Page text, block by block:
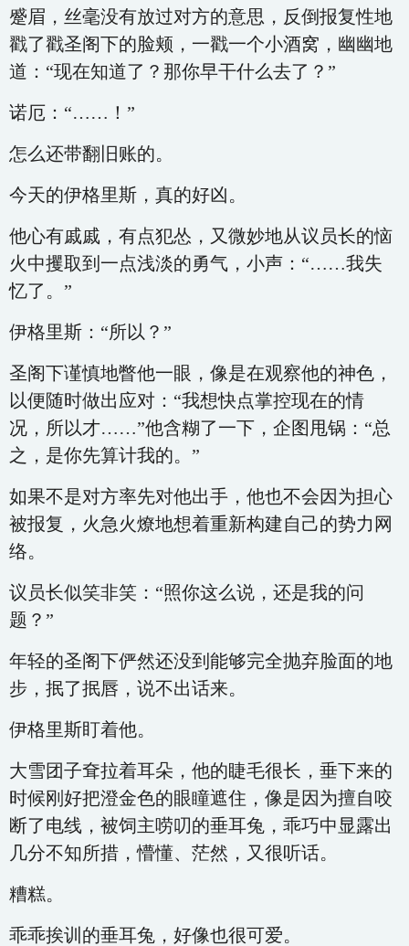
蹙眉，丝毫没有放过对方的意思，反倒报复性地
戳了戳圣阁下的脸颊，一戳一个小酒窝，幽幽地
道：“现在知道了？那你早干什么去了？”
诺厄：“……！”
怎么还带翻旧账的。
今天的伊格里斯，真的好凶。
他心有戚戚，有点犯怂，又微妙地从议员长的恼
火中攫取到一点浅淡的勇气，小声：“……我失
忆了。”
伊格里斯：“所以？”
圣阁下谨慎地瞥他一眼，像是在观察他的神色，
以便随时做出应对：“我想快点掌控现在的情
况，所以才……”他含糊了一下，企图甩锅：“总
之，是你先算计我的。”
如果不是对方率先对他出手，他也不会因为担心
被报复，火急火燎地想着重新构建自己的势力网
络。
议员长似笑非笑：“照你这么说，还是我的问
题？”
年轻的圣阁下俨然还没到能够完全抛弃脸面的地
步，抿了抿唇，说不出话来。
伊格里斯盯着他。
大雪团子耷拉着耳朵，他的睫毛很长，垂下来的
时候刚好把澄金色的眼瞳遮住，像是因为擅自咬
断了电线，被饲主唠叨的垂耳兔，乖巧中显露出
几分不知所措，懵懂、茫然，又很听话。
糟糕。
乖乖挨训的垂耳兔，好像也很可爱。